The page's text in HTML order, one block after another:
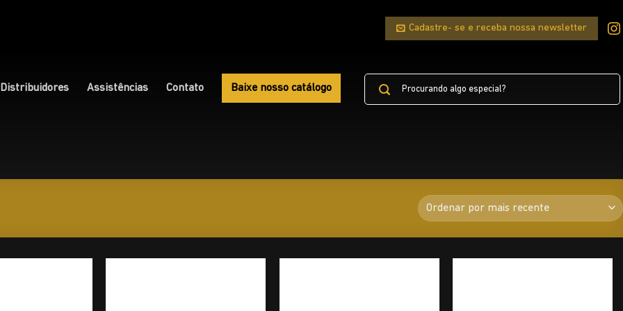
Cadastre- se e receba nossa newsletter
Distribuidores Assistências Contato Baixe nosso catálogo
Pesquisar